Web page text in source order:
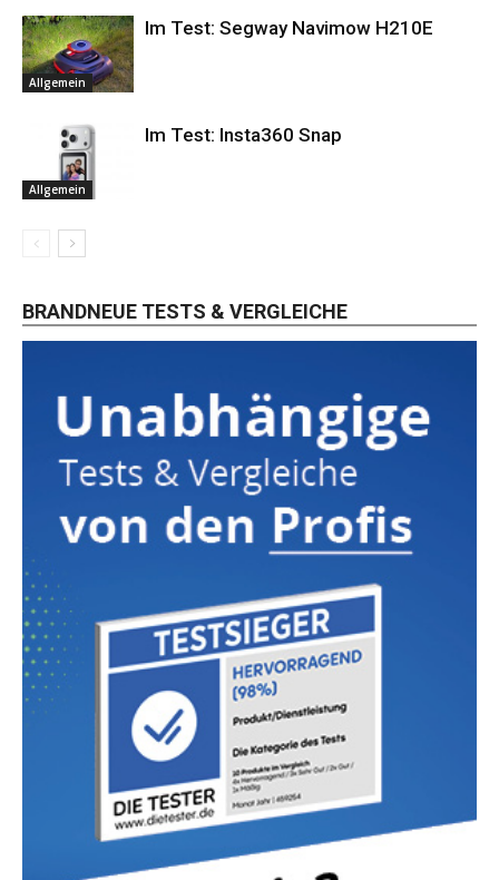
Allgemein
Im Test: Segway Navimow H210E
Allgemein
Im Test: Insta360 Snap
BRANDNEUE TESTS & VERGLEICHE